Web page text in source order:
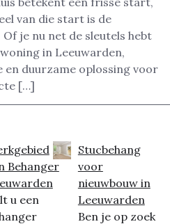
van die start is de
je nu net de sleutels hebt
in Leeuwarden,
en duurzame oplossing voor
[…]
Behanger
u een
Stucbehang
voor
nieuwbouw in
Leeuwarden
Ben je op zoek